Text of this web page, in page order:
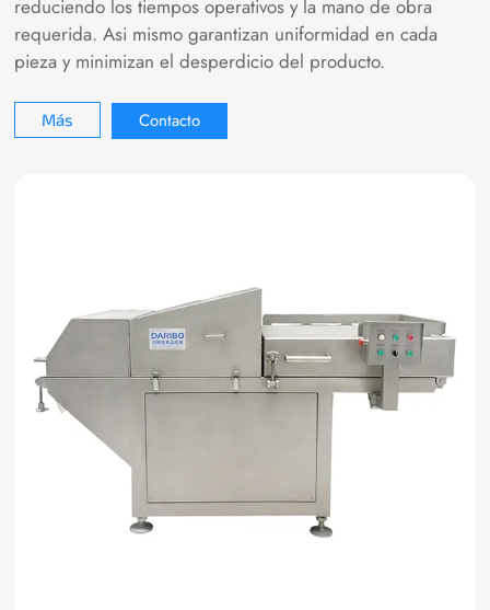
reduciendo los tiempos operativos y la mano de obra
requerida. Asi mismo garantizan uniformidad en cada
pieza y minimizan el desperdicio del producto.
Más Contacto